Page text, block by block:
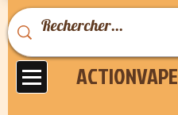
ACTIONVAPE